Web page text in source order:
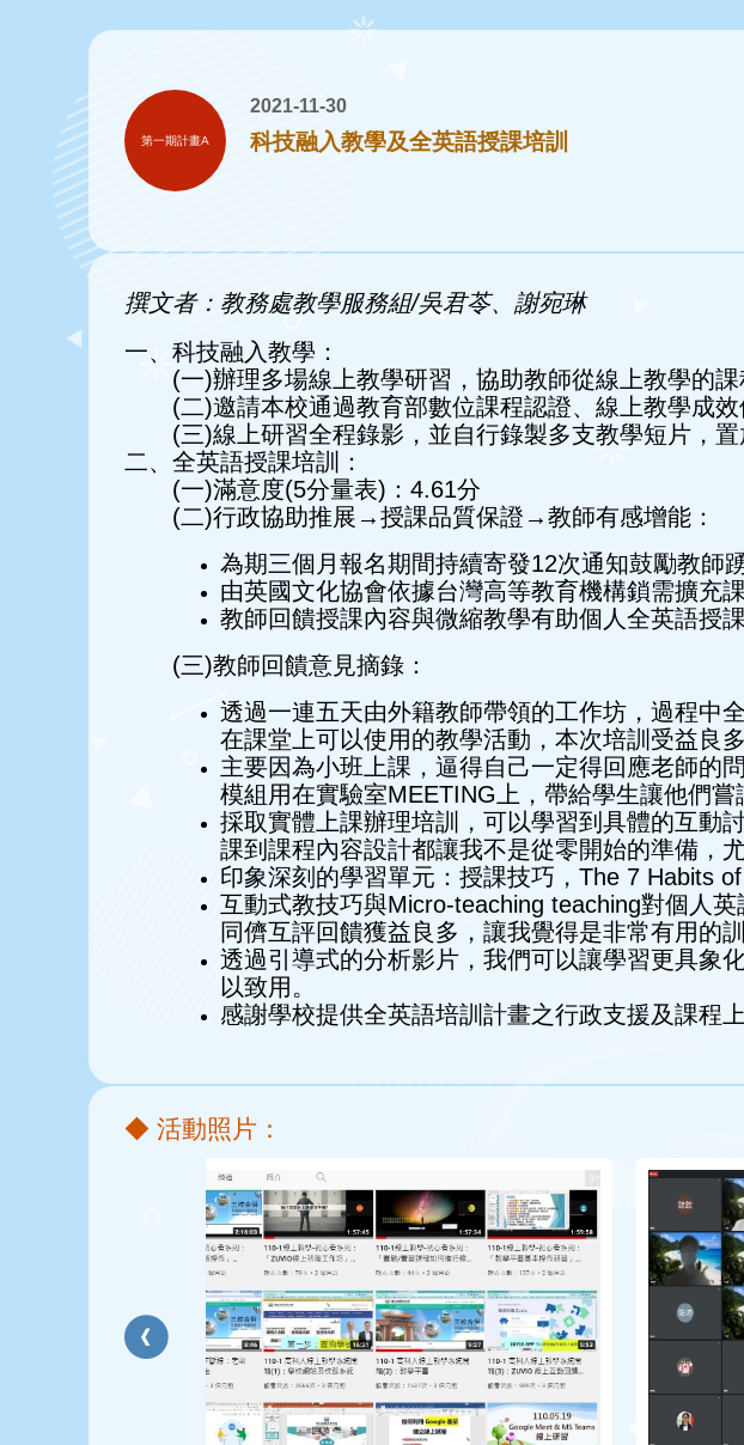
第一期計畫A
2021-11-30
科技融入教學及全英語授課培訓
撰文者：教務處教學服務組/吳君苓、謝宛琳
一、科技融入教學：
(一)辦理多場線上教學研習，協助教師從線上教學的
(二)邀請本校通過教育部數位課程認證、線上教學成
(三)線上研習全程錄影，並自行錄製多支教學短片，
二、全英語授課培訓：
(一)滿意度(5分量表)：4.61分
(二)行政協助推展→授課品質保證→教師有感增能：
為期三個月報名期間持續寄發12次通知鼓勵教師
由英國文化協會依據台灣高等教育機構鎖需擴充
教師回饋授課內容與微縮教學有助個人全英語授
(三)教師回饋意見摘錄：
透過⼀連五天由外籍教師帶領的工作坊，過程中
在課堂上可以使用的教學活動，本次培訓受益良多
主要因為小班上課，逼得自己一定得回應老師的
模組用在實驗室MEETING上，帶給學生讓他們嘗
採取實體上課辦理培訓，可以學習到具體的互動
課到課程內容設計都讓我不是從零開始的準備，
印象深刻的學習單元：授課技巧，The 7 Habits of
互動式教技巧與Micro-teaching teaching對個人
同儕互評回饋獲益良多，讓我覺得是非常有用的訓
透過引導式的分析影片，我們可以讓學習更具象
以致用。
感謝學校提供全英語培訓計畫之行政支援及課程上